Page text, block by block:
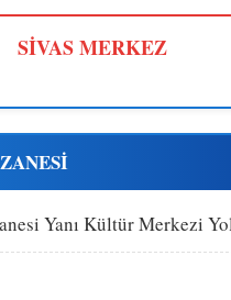
SİVAS MERKEZ
Yanı Kültür Merkezi